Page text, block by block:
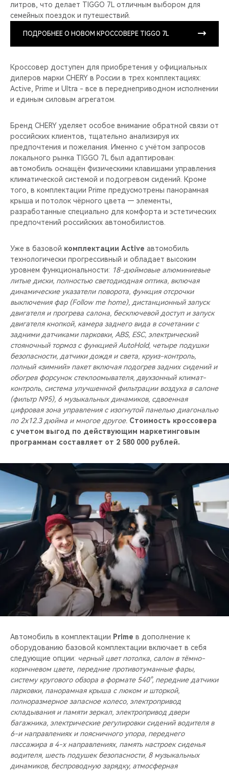
литров, что делает TIGGO 7L отличным выбором для
семейных поездок и путешествий.
ПОДРОБНЕЕ О НОВОМ КРОССОВЕРЕ TIGGO 7L
Кроссовер доступен для приобретения у официальных
дилеров марки CHERY в России в трех комплектациях:
Active, Prime и Ultra - все в переднеприводном исполнении
и единым силовым агрегатом.
Бренд CHERY уделяет особое внимание обратной связи от
российских клиентов, тщательно анализируя их
предпочтения и пожелания. Именно с учётом запросов
локального рынка TIGGO 7L был адаптирован:
автомобиль оснащён физическими клавишами управления
климатической системой и подогревом сидений. Кроме
того, в комплектации Prime предусмотрены панорамная
крыша и потолок чёрного цвета — элементы,
разработанные специально для комфорта и эстетических
предпочтений российских автомобилистов.
Уже в базовой комплектации Active автомобиль
технологически прогрессивный и обладает высоким
уровнем функциональности: 18-дюймовые алюминиевые
литые диски, полностью светодиодная оптика, включая
динамические указатели поворота, функция отсрочки
выключения фар (Follow me home), дистанционный запуск
двигателя и прогрева салона, бесключевой доступ и запуск
двигателя кнопкой, камера заднего вида в сочетании с
задними датчиками парковки, ABS, ESC, электрический
стояночный тормоз с функцией AutoHold, четыре подушки
безопасности, датчики дождя и света, круиз-контроль,
полный «зимний» пакет включая подогрев задних сидений и
обогрев форсунок стеклоомывателя, двухзонный климат-
контроль, система улучшенной фильтрации воздуха в салоне
(фильтр N95), 6 музыкальных динамиков, сдвоенная
цифровая зона управления с изогнутой панелью диагональю
по 2x12.3 дюйма и многое другое. Стоимость кроссовера
с учетом выгод по действующим маркетинговым
программам составляет от 2 580 000 рублей.
Автомобиль в комплектации Prime в дополнение к
оборудованию базовой комплектации включает в себя
следующие опции: черный цвет потолка, салон в тёмно-
коричневом цвете, передние противотуманные фары,
систему кругового обзора в формате 540°, передние датчики
парковки, панорамная крыша с люком и шторкой,
полноразмерное запасное колесо, электропривод
складывания и памяти зеркал, электропривод двери
багажника, электрические регулировки сидений водителя в
6-и направлениях и поясничного упора, переднего
пассажира в 4-х направлениях, память настроек сиденья
водителя, шесть подушек безопасности, 8 музыкальных
динамиков, беспроводную зарядку, атмосферная